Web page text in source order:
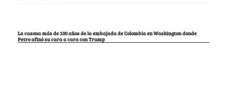
La casona más de 100 años de la embajada de Colombia en Washington donde
Petro afinó su cara a cara con Trump